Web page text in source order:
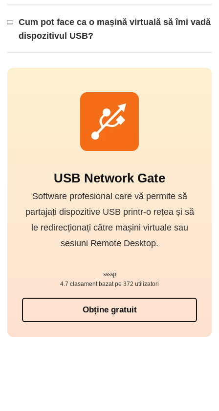
Cum pot face ca o mașină virtuală să îmi vadă
dispozitivul USB?
USB Network Gate
Software profesional care vă permite să
partajați dispozitive USB printr-o rețea și să
le redirecționați către mașini virtuale sau
sesiuni Remote Desktop.
Obține gratuit
4.7 clasament bazat pe 372 utilizatori